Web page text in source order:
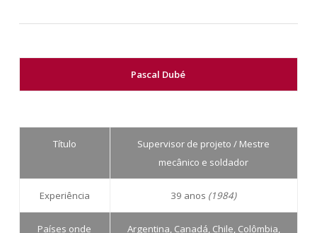
Pascal Dubé
Título
Supervisor de projeto / Mestre
mecânico e soldador
Experiência 39 anos (1984)
Países onde Argentina, Canadá, Chile, Colômbia,